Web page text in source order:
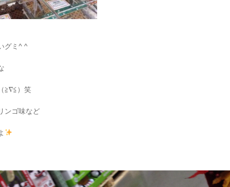
グミ^ ^
≧∇≦）笑
ンゴ味など